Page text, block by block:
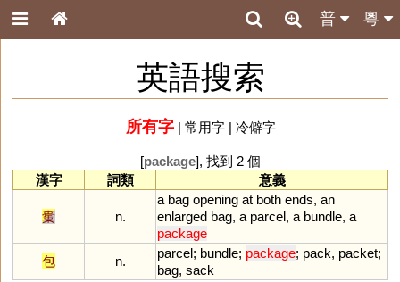
粵
普
英語搜索
所有字| 常用字| 冷僻字
[package], 找到 2 個
漢字
詞類 意義
㯱 n.
a bag opening at both ends, an
enlarged bag, a parcel, a bundle, a
package
包
n.
parcel; bundle; package; pack, packet;
bag, sack